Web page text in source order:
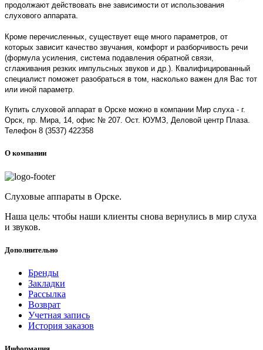
продолжают действовать вне зависимости от использования
слухового аппарата.
Кроме перечисленных, существует еще много параметров, от
которых зависит качество звучания, комфорт и разборчивость речи
(формула усиления, система подавления обратной связи,
сглаживания резких импульсных звуков и др.). Квалифицированный
специалист поможет разобраться в том, насколько важен для Вас тот
или иной параметр.
Купить слуховой аппарат в Орске можно в компании Мир слуха - г.
Орск, пр. Мира, 14, офис № 207. Ост. ЮУМЗ, Деловой центр Плаза.
Телефон 8 (3537) 422358
О компании
Слуховые аппараты в Орске.
Наша цель: чтобы наши клиенты снова вернулись в мир слуха
и звуков.
Дополнительно
Бренды
Закладки
Рассылка
Возврат
Учетная запись
История заказов